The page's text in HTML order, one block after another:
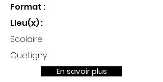
Format :
Lieu(x) :
Scolaire
Quetigny
En savoir plus